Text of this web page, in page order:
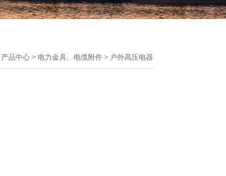
产品中心 > 电力金具、电缆附件 > 户外高压电器